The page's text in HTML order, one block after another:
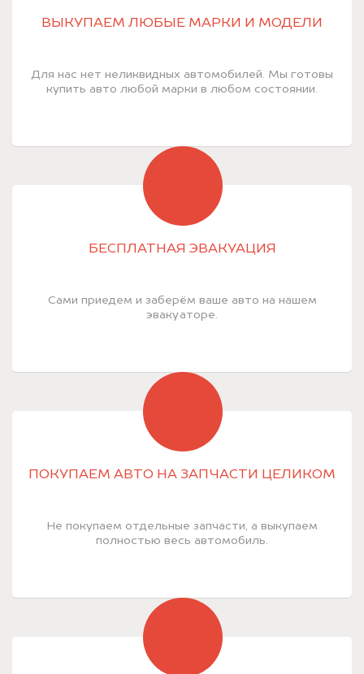
ВЫКУПАЕМ ЛЮБЫЕ МАРКИ И МОДЕЛИ
Для нас нет неликвидных автомобилей. Мы готовы
купить авто любой марки в любом состоянии.
БЕСПЛАТНАЯ ЭВАКУАЦИЯ
Сами приедем и заберём ваше авто на нашем
эвакуаторе.
ПОКУПАЕМ АВТО НА ЗАПЧАСТИ ЦЕЛИКОМ
Не покупаем отдельные запчасти, а выкупаем
полностью весь автомобиль.